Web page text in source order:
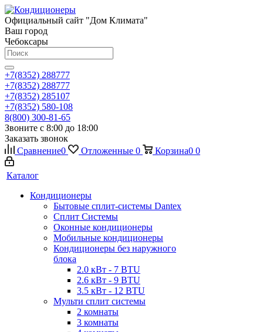
Официальный сайт "Дом Климата"
Ваш город
Чебоксары
+7(8352) 288777
+7(8352) 288777
+7(8352) 285107
+7(8352) 580-108
8(800) 300-81-65
Звоните с 8:00 до 18:00
Заказать звонок
Сравнение0 Отложенные 0 Корзина0 0
Каталог
Кондиционеры
Бытовые сплит-системы Dantex
Сплит Системы
Оконные кондиционеры
Мобильные кондиционеры
Кондиционеры без наружного
блока
2.0 кВт - 7 BTU
2.6 кВт - 9 BTU
3.5 кВт - 12 BTU
Мульти сплит системы
2 комнаты
3 комнаты